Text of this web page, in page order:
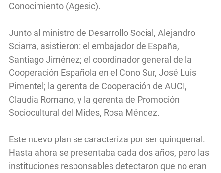
Conocimiento (Agesic).
Junto al ministro de Desarrollo Social, Alejandro
Sciarra, asistieron: el embajador de España,
Santiago Jiménez; el coordinador general de la
Cooperación Española en el Cono Sur, José Luis
Pimentel; la gerenta de Cooperación de AUCI,
Claudia Romano, y la gerenta de Promoción
Sociocultural del Mides, Rosa Méndez.
Este nuevo plan se caracteriza por ser quinquenal.
Hasta ahora se presentaba cada dos años, pero las
instituciones responsables detectaron que no eran